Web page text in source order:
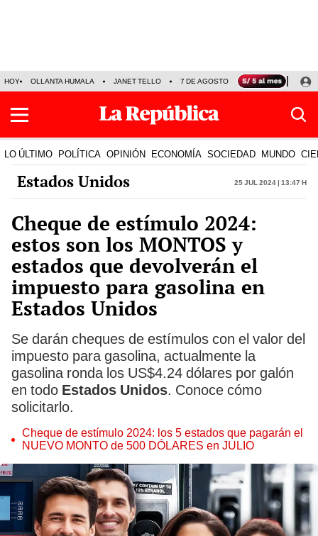
HOY OLLANTA HUMALA JANET TELLO 7 DE AGOSTO TINKA RESULTADOS
LO ÚLTIMO POLÍTICA OPINIÓN ECONOMÍA SOCIEDAD MUNDO
Estados Unidos 25 Jul 2024 | 13:47 h
Cheque de estímulo 2024:
estos son los MONTOS y
estados que devolverán el
impuesto para gasolina en
Estados Unidos
Se darán cheques de estímulos con el valor del
impuesto para gasolina, actualmente la
gasolina ronda los US$4.24 dólares por galón
en todo Estados Unidos. Conoce cómo
solicitarlo.
Cheque de estímulo 2024: los 5 estados que pagarán el
NUEVO MONTO de 500 DÓLARES en JULIO